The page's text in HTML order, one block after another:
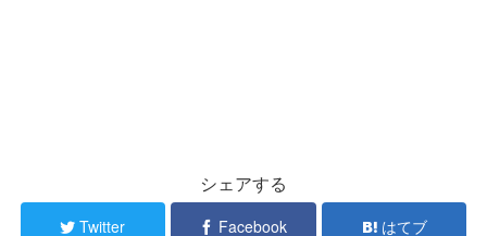
シェアする
Twitter Facebook はてブ